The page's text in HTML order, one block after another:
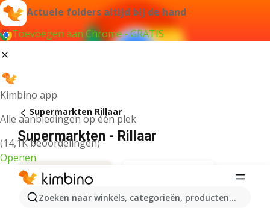
Actuele folders altijd bij de hand
Toevoegen aan Chrome - GRATIS
Kimbino app
Alle aanbiedingen op één plek
(14,1K beoordelingen)
Openen
Zoeken naar winkels, categorieën, producten...
Supermarkten Rillaar
Supermarkten - Rillaar